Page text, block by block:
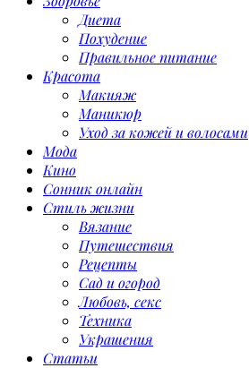
Диета
Похудение
Правильное питание
Красота
Макияж
Маникюр
Уход за кожей и волосами
Мода
Кино
Сонник онлайн
Стиль жизни
Вязание
Путешествия
Рецепты
Сад и огород
Любовь, секс
Техника
Украшения
Статьи